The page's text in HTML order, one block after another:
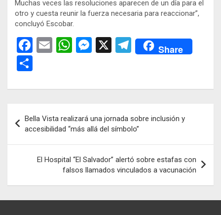
Muchas veces las resoluciones aparecen de un día para el
otro y cuesta reunir la fuerza necesaria para reaccionar”,
concluyó Escobar.
F
b
o
k
E
W
s
p
p
M
n
er
X
T
gr
m
Share
m
p
ar
tir
de
entradas
Bella Vista realizará una jornada sobre inclusión y
accesibilidad “más allá del símbolo”
El Hospital “El Salvador” alertó sobre estafas con
falsos llamados vinculados a vacunación